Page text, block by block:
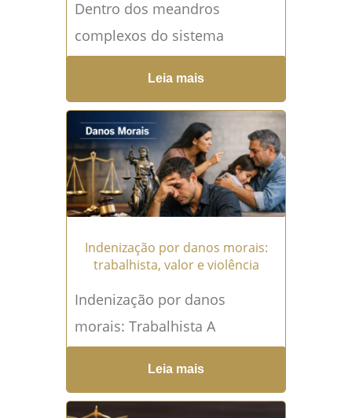
Dentro dos meandros
complexos do sistema
judiciário, a audiência de
instrução e julgamento se
destaca como um pilar
fundamental que dá vida à...
Leia mais →
Leia mais
Indenização por danos morais:
trabalhista, valor e violência
Indenização por danos
morais: Trabalhista A
indenização por danos morais
trabalhista é um dos temas
mais buscados por
Leia mais